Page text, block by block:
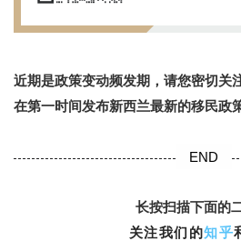
签
新
兰
近期是政策变动频发期，请您密切关
在第一时间发布新西兰最新的移民政策
END
长按扫描下面的
关注我们的知乎